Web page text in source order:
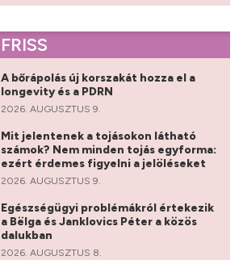
FRISS
A bőrápolás új korszakát hozza el a
longevity és a PDRN
2026. AUGUSZTUS 9.
Mit jelentenek a tojásokon látható
számok? Nem minden tojás egyforma:
ezért érdemes figyelni a jelöléseket
2026. AUGUSZTUS 9.
Egészségügyi problémákról értekezik
a Bëlga és Janklovics Péter a közös
dalukban
2026. AUGUSZTUS 8.